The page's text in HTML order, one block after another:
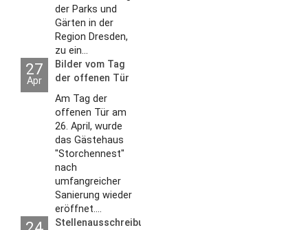
der Parks und
Gärten in der
Region Dresden,
zu ein...
27
Apr
Bilder vom Tag
der offenen Tür
2026
Am Tag der
offenen Tür am
26. April, wurde
das Gästehaus
"Storchennest"
nach
umfangreicher
Sanierung wieder
eröffnet....
Stellenausschreibungen